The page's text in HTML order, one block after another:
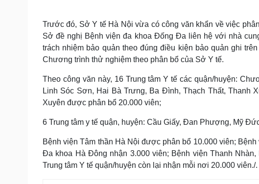
Trước đó, Sở Y tế Hà Nội vừa có công văn khẩn về việc
Sở đề nghị Bệnh viện đa khoa Đống Đa liên hệ với nhà
trách nhiệm bảo quản theo đúng điều kiện bảo quản ghi
Chương trình thử nghiệm theo phân bổ của Sở Y tế.
Theo công văn này, 16 Trung tâm Y tế các quận/huyện:
Linh Sóc Sơn, Hai Bà Trưng, Ba Đình, Thạch Thất, Thanh
Xuyên được phân bổ 20.000 viên;
6 Trung tâm y tế quận, huyện: Cầu Giấy, Đan Phượng, Mỹ
Bệnh viện Tâm thần Hà Nội được phân bổ 10.000 viên;
Đa khoa Hà Đông nhận 3.000 viên; Bệnh viện Thanh
Trung tâm Y tế quận/huyện còn lại nhận mỗi nơi 20.000 viên./.